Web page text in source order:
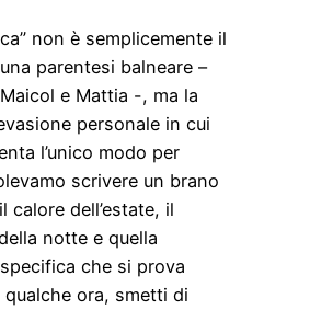
non è semplicemente il
parentesi balneare –
e Mattia -, ma la
personale in cui
l’unico modo per
scrivere un brano
calore dell’estate, il
notte e quella
che si prova
ora, smetti di